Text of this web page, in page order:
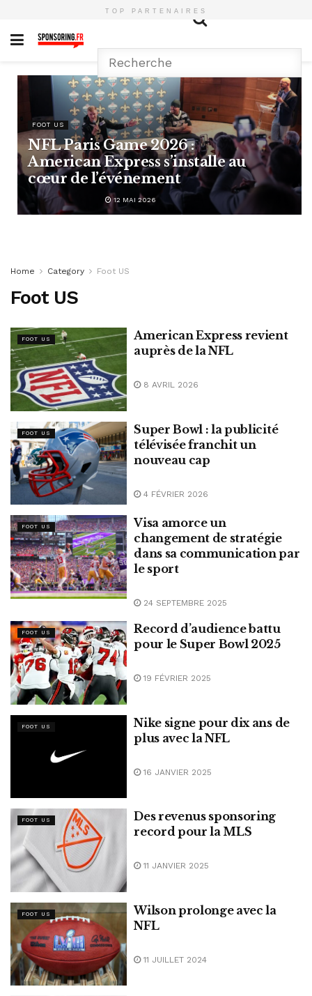
TOP PARTENAIRES
FOOT US
NFL Paris Game 2026 :
American Express s’installe au
cœur de l’événement
12 MAI 2026
Home Category Foot US
Foot US
FOOT US
American Express revient
auprès de la NFL
8 AVRIL 2026
FOOT US
Super Bowl : la publicité
télévisée franchit un
nouveau cap
4 FÉVRIER 2026
FOOT US
Visa amorce un
changement de stratégie
dans sa communication par
le sport
24 SEPTEMBRE 2025
FOOT US
Record d’audience battu
pour le Super Bowl 2025
19 FÉVRIER 2025
FOOT US
Nike signe pour dix ans de
plus avec la NFL
16 JANVIER 2025
FOOT US
Des revenus sponsoring
record pour la MLS
11 JANVIER 2025
FOOT US
Wilson prolonge avec la
NFL
11 JUILLET 2024